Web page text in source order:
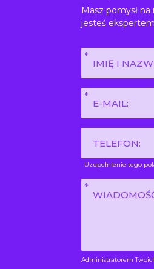
Masz pomysł
jesteś
Imię
*E-
mail
Uzupełnienie tego
Wiadomość
Administratorem